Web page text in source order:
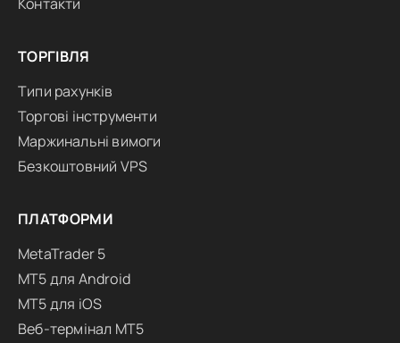
ТОРГІВЛЯ
Типи рахунків
Торгові інструменти
Маржинальні вимоги
Безкоштовний VPS
ПЛАТФОРМИ
MetaTrader 5
MT5 для Android
MT5 для iOS
Веб-термінал MT5